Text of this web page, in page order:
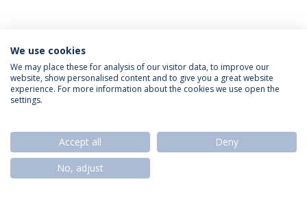
Política de Privacidade
Termos & Condições
Direitos do Titular dos Dados
© 2026 Universidade Católica Portuguesa
We use cookies
We may place these for analysis of our visitor data, to improve our
website, show personalised content and to give you a great website
experience. For more information about the cookies we use open the
settings.
Accept all
Deny
No, adjust